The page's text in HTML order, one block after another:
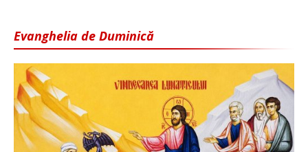
Evanghelia de Duminică